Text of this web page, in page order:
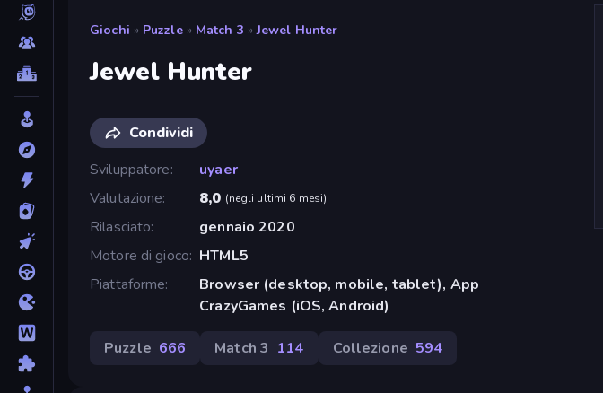
Giochi » Puzzle » Match 3 » Jewel Hunter
Jewel Hunter
Condividi
Sviluppatore
uyaer
Valutazione
8,0 (negli ultimi 6 mesi)
Rilasciato
gennaio 2020
Motore di gioco HTML5
Piattaforme
Browser (desktop, mobile, tablet), App
CrazyGames (iOS, Android)
Puzzle 666 Match 3 114 Collezione 594